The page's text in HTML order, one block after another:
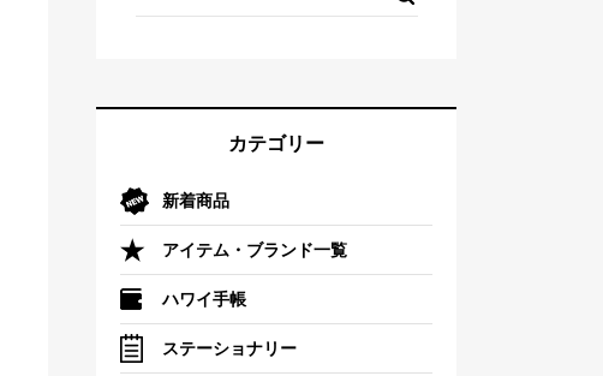
カテゴリー
新着商品
アイテム・ブランド一覧
ハワイ手帳
ステーショナリー